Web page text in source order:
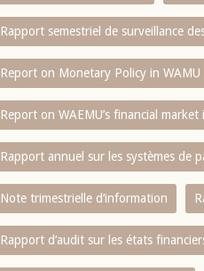
Rapport semestriel de surveillance
Report on Monetary Policy in WAMU
Report on WAEMU’s financial
Rapport annuel sur les systèmes de
Note trimestrielle d‘information
Rapport d‘audit sur les états